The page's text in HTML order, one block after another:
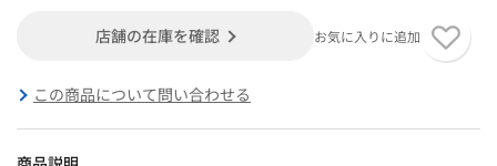
店舗の在庫を確認 お気に入りに追加
この商品について問い合わせる